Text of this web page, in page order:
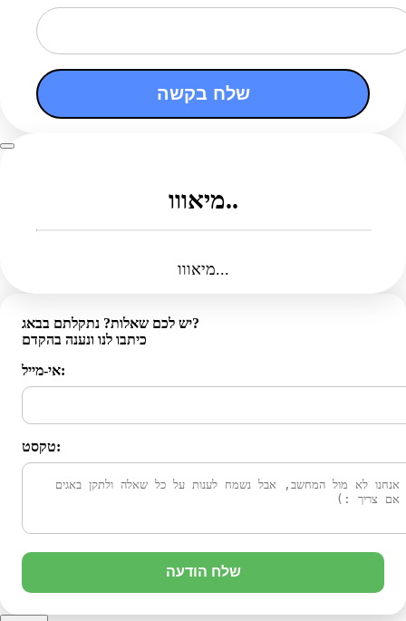
שלח בקשה
מיאווו..
מיאווו...
יש לכם שאלות? נתקלתם בבאג?
כיתבו לנו ונענה בהקדם
אי-מייל:
טקסט:
שלח הודעה